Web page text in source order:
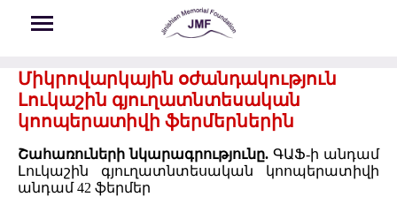
Միկրովարկային օժանդակություն
Լուկաշին գյուղատնտեսական
կոոպերատիվի ֆերմերներին
Շահառուների նկարագրությունը. ԳԱՖ-ի անդամ
Լուկաշին գյուղատնտեսական կոոպերատիվի
անդամ 42 ֆերմեր